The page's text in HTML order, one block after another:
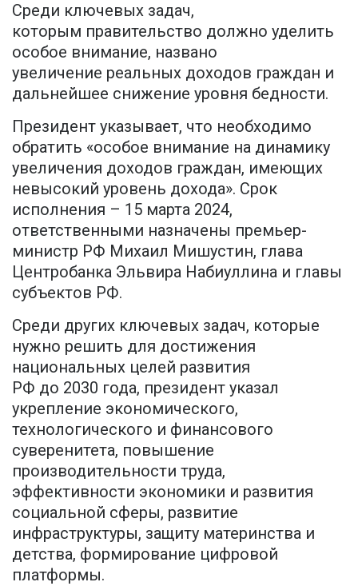
Среди ключевых задач,
которым правительство должно уделить
особое внимание, названо
увеличение реальных доходов граждан и
дальнейшее снижение уровня бедности.
Президент указывает, что необходимо
обратить «особое внимание на динамику
увеличения доходов граждан, имеющих
невысокий уровень дохода». Срок
исполнения – 15 марта 2024,
ответственными назначены премьер-
министр РФ Михаил Мишустин, глава
Центробанка Эльвира Набиуллина и главы
субъектов РФ.
Среди других ключевых задач, которые
нужно решить для достижения
национальных целей развития
РФ до 2030 года, президент указал
укрепление экономического,
технологического и финансового
суверенитета, повышение
производительности труда,
эффективности экономики и развития
социальной сферы, развитие
инфраструктуры, защиту материнства и
детства, формирование цифровой
платформы.